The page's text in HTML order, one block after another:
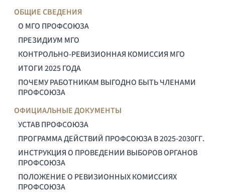
ОБЩИЕ СВЕДЕНИЯ
О МГО ПРОФСОЮЗА
ПРЕЗИДИУМ МГО
КОНТРОЛЬНО-РЕВИЗИОННАЯ КОМИССИЯ МГО
ИТОГИ 2025 ГОДА
ПОЧЕМУ РАБОТНИКАМ ВЫГОДНО БЫТЬ ЧЛЕНАМИ
ПРОФСОЮЗА
ОФИЦИАЛЬНЫЕ ДОКУМЕНТЫ
УСТАВ ПРОФСОЮЗА
ПРОГРАММА ДЕЙСТВИЙ ПРОФСОЮЗА В 2025-2030ГГ.
ИНСТРУКЦИЯ О ПРОВЕДЕНИИ ВЫБОРОВ ОРГАНОВ
ПРОФСОЮЗА
ПОЛОЖЕНИЕ О РЕВИЗИОННЫХ КОМИССИЯХ
ПРОФСОЮЗА